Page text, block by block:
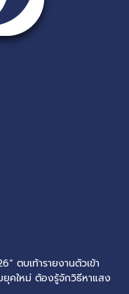
ตบเท้ารายงานตัวเข้า
คใหม่ ต้องรู้จักวิธีหาแสง